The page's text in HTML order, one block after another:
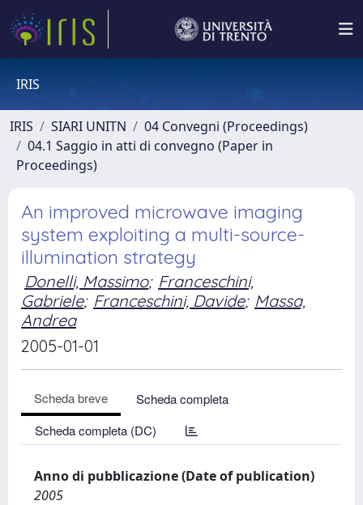
IRIS
IRIS SIARI UNITN
04 Convegni (Proceedings)
04.1 Saggio in atti di convegno (Paper in
Proceedings)
An improved microwave imaging
system exploiting a multi-source-
illumination strategy
Donelli, Massimo; Franceschini,
Gabriele; Franceschini, Davide; Massa,
Andrea
2005-01-01
Scheda breve
Scheda completa
Scheda completa (DC)
Anno di pubblicazione (Date of publication)
2005